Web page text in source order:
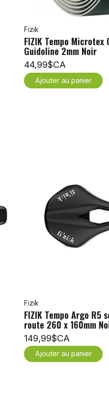
Fizik
FIZIK Tempo Microtex
Guidoline 2mm Noir
44,99$CA
Ajouter au panier
Fizik
FIZIK Tempo Argo R5
route 260 x 160mm
149,99$CA
Ajouter au panier